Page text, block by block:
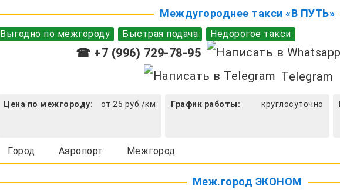
Междугороднее такси «В ПУТЬ»
Выгодно по межгороду Быстрая подача Недорогое такси
☎ +7 (996) 729-78-95
Telegram
Цена по межгороду: от 25 руб./км График работы: круглосуточно
Город Аэропорт Межгород
Меж.город ЭКОНОМ